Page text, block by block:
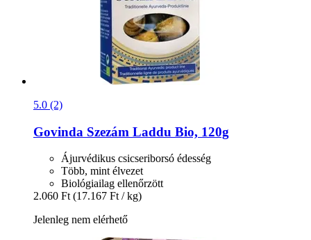
5.0 (2)
Govinda Szezám Laddu Bio, 120g
Ájurvédikus csicseriborsó édesség
Több, mint élvezet
Biológiailag ellenőrzött
2.060 Ft (17.167 Ft / kg)
Jelenleg nem elérhető